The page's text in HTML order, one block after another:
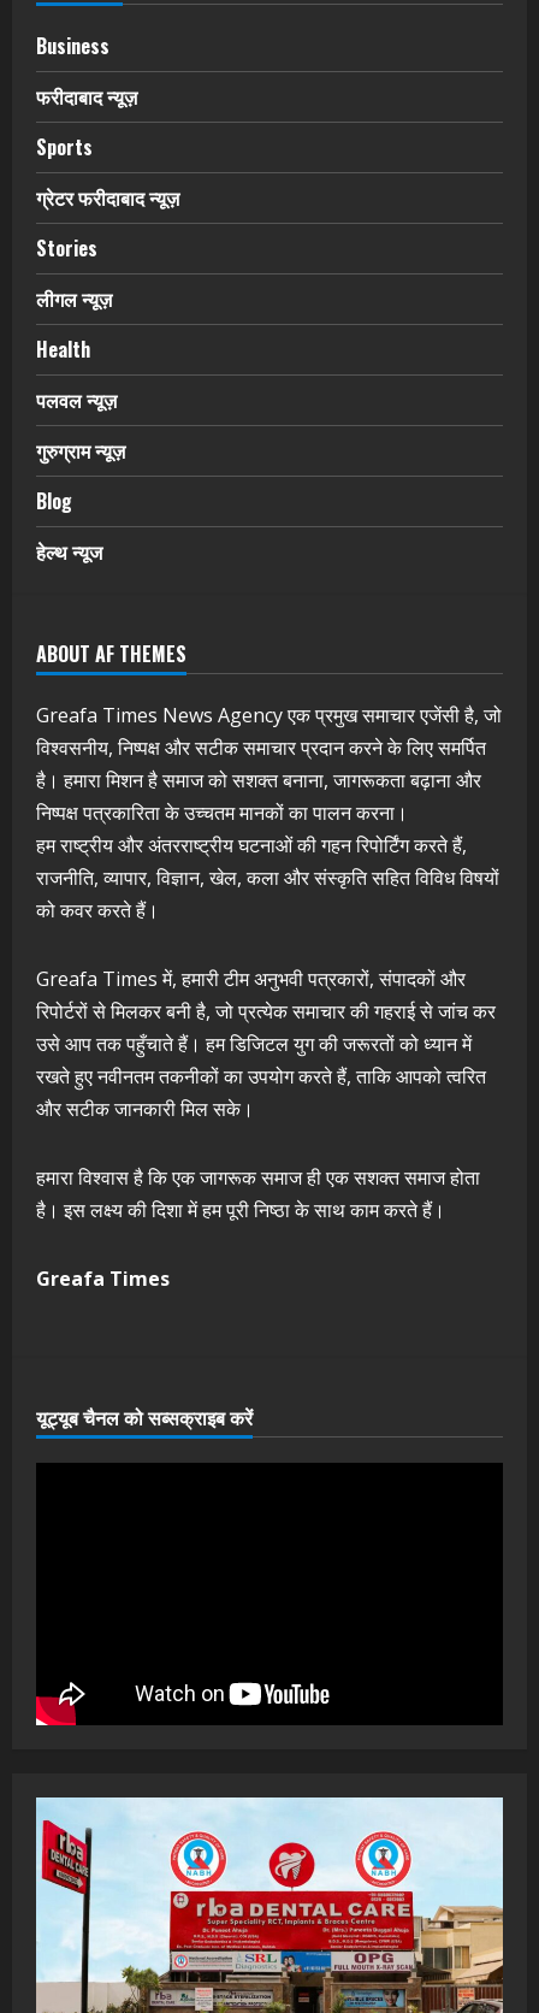
Business
फरीदाबाद न्यूज़
Sports
ग्रेटर फरीदाबाद न्यूज़
Stories
लीगल न्यूज़
Health
पलवल न्यूज़
गुरुग्राम न्यूज़
Blog
हेल्थ न्यूज
ABOUT AF THEMES
Greafa Times News Agency एक प्रमुख समाचार एजेंसी है, जो
विश्वसनीय, निष्पक्ष और सटीक समाचार प्रदान करने के लिए समर्पित
है। हमारा मिशन है समाज को सशक्त बनाना, जागरूकता बढ़ाना और
निष्पक्ष पत्रकारिता के उच्चतम मानकों का पालन करना।
हम राष्ट्रीय और अंतरराष्ट्रीय घटनाओं की गहन रिपोर्टिंग करते हैं,
राजनीति, व्यापार, विज्ञान, खेल, कला और संस्कृति सहित विविध विषयों
को कवर करते हैं।
Greafa Times में, हमारी टीम अनुभवी पत्रकारों, संपादकों और
रिपोर्टरों से मिलकर बनी है, जो प्रत्येक समाचार की गहराई से जांच कर
उसे आप तक पहुँचाते हैं। हम डिजिटल युग की जरूरतों को ध्यान में
रखते हुए नवीनतम तकनीकों का उपयोग करते हैं, ताकि आपको त्वरित
और सटीक जानकारी मिल सके।
हमारा विश्वास है कि एक जागरूक समाज ही एक सशक्त समाज होता
है। इस लक्ष्य की दिशा में हम पूरी निष्ठा के साथ काम करते हैं।
Greafa Times
यूट्यूब चैनल को सब्सक्राइब करें